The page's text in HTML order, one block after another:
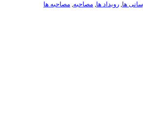
ها, رویداد ها, مصاحبه, مصاحبه ها